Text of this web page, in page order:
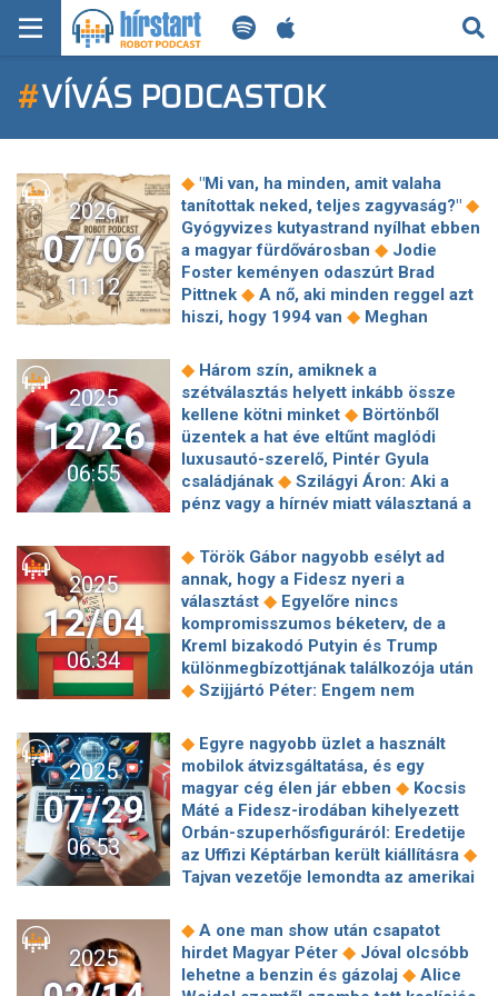
KERESÉS
KEZDŐLAP
FRISS HÍREK
TECH HÍREK
FILM-ZENE-SZÓRAKOZÁS
PLAYLIST
MI AZ A ROBOT PODCAST?
#VÍVÁS PODCASTOK
2026
07/06
11:12
◆ "Mi van, ha minden, amit valaha
tanítottak neked, teljes zagyvaság?" ◆
Gyógyvizes kutyastrand nyílhat ebben
a magyar fürdővárosban ◆ Jodie
Foster keményen odaszúrt Brad
Pittnek ◆ A nő, aki minden reggel azt
hiszi, hogy 1994 van ◆ Meghan
népszerűtlenebbek, mint valaha
év után Taylor Swift esküvőjén
játszotta el újra a Beatles egyik
legnagyobb slágerét Paul McCartney
◆ A Prodigy nyolc év után visszatért
Magyarországra, és még mindig
utánozhatatlan ◆Júliusi kerti
teendők: a kánikulában is akad munka
Eszter bronzérmet nyert vívásban
Szinetár Dóra a színházi
bántalmazásról◆Mészáros Norina:
"Újra az a nő vagyok, akibe a férjem
beleszeretett"
2025
12/26
06:55
◆ Három szín, amiknek a
szétválasztás helyett inkább össze
kellene kötni minket ◆ Börtönből
üzentek a hat éve eltűnt maglódi
luxusautó-szerelő, Pintér Gyula
családjának ◆ Szilágyi Áron: Aki a
pénz vagy a hírnév miatt választaná a
Több mint egymillió dokumentumot
vizsgálnak felül az Epstein-ügyhöz
kötődően Amerikában ◆
Visszatérhetett leégett otthonába a
legendás kéziedző – Így telnek most
Németh András nyugdíjas napjai
◆
Visszatér a napsütés az év utolsó
napjaira
2025
12/04
06:34
◆ Török Gábor nagyobb esélyt ad
annak, hogy a Fidesz nyeri a
választást ◆ Egyelőre nincs
kompromisszumos béketerv, de a
Kreml bizakodó Putyin és Trump
különmegbízottjának találkozója után
◆ Szijjártó Péter: Engem nem
gondolnak a magyar álláspontról◆
Putyin keményen megfenyegette
Európát: "gyorsan olyan helyzet állhat
elő…" ◆Orbán ígéretet tett
Baranyinak: a kormány kifizeti
Budapest adósságát ◆ A Pornhub volt
tulajdonosa megvenné a szankcionált
orosz Lukoil eszközeit ◆
menetrendeket érinti, erre oda kell
figyelni◆Az újonc Sunderlandet sem
tudta megverni a Liverpool◆Kokó
2025
07/29
06:53
◆ Egyre nagyobb üzlet a használt
mobilok átvizsgáltatása, és egy
magyar cég élen jár ebben ◆ Kocsis
Máté a Fidesz-irodában kihelyezett
Orbán-szuperhősfiguráról: Eredetije
az Uffizi Képtárban került kiállításra ◆
Tajvan vezetője lemondta az amerikai
ping csúcstalálkozóra készül
◆
Egy
alumíniumdobozban találtuk meg a
nyár talán legjobb italát
◆Lövöldözés
egy manhattani irodaházban,
2025
◆ A one man show után csapatot
hirdet Magyar Péter ◆ Jóval olcsóbb
lehetne a benzin és gázolaj ◆ Alice